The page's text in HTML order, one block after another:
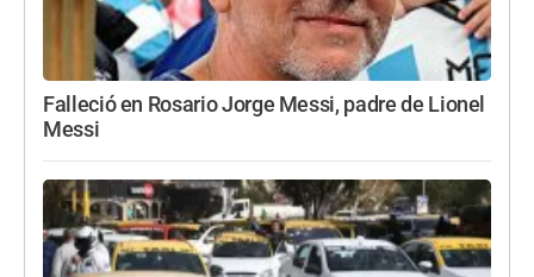
Falleció en Rosario Jorge Messi, padre de Lionel
Messi